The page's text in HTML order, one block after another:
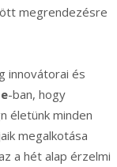
megrendezésre
innovátorai és
-ban, hogy
életünk minden
megalkotása
a hét alap érzelmi